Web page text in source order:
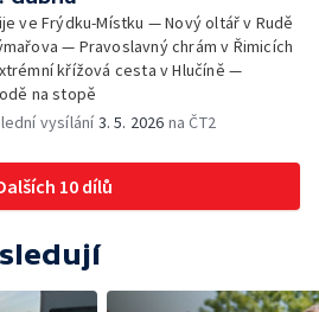
ve Frýdku-Místku — Nový oltář v Rudě
— Pravoslavný chrám v Řimicích
křížová cesta v Hlučíně —
na stopě
vysílání3. 5. 2026 na ČT2
10 dílů